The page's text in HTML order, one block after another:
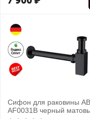
Сифон для раковины
AF0031B черный